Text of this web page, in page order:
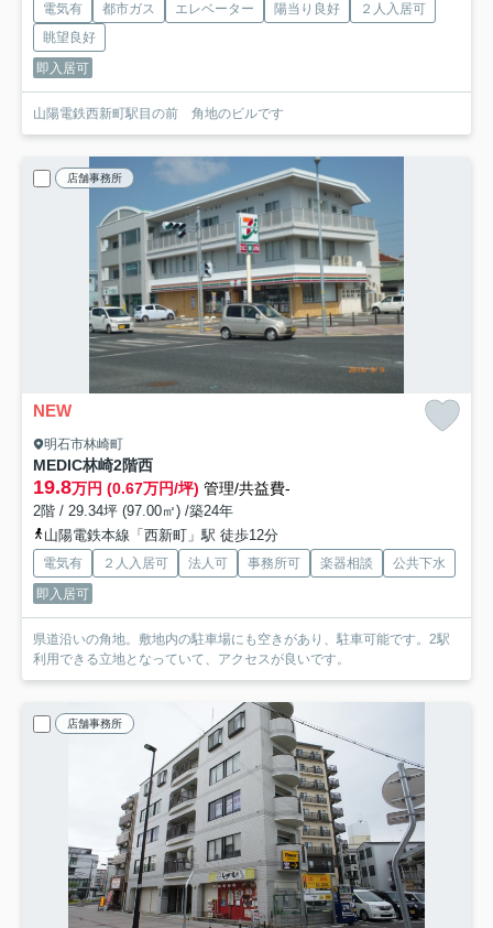
電気有 都市ガス エレベーター 陽当り良好
２人入居可
眺望良好
即入居可
山陽電鉄西新町駅目の前 角地のビルです
店舗事務所
NEW
明石市林崎町
MEDIC林崎2階西
19.8万円 (0.67万円/坪) 管理/共益費-
2階 / 29.34坪 (97.00㎡) /築24年
山陽電鉄本線「西新町」駅 徒歩12分
電気有 ２人入居可 法人可 事務所可 楽器相談
公共下水
即入居可
県道沿いの角地。敷地内の駐車場にも空きがあり、駐車可能です。2駅
利用できる立地となっていて、アクセスが良いです。
店舗事務所